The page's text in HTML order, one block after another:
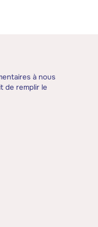
à nous
de remplir le